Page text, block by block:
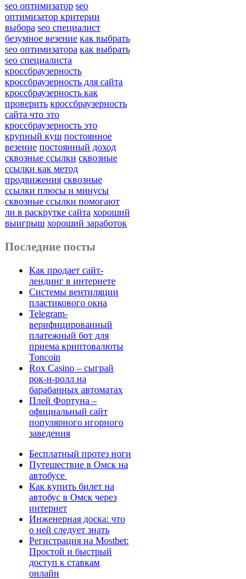
seo оптимизатор seo
оптимизатор критерии
выбора seo специалист
безумное везение как выбрать
seo оптимизатора как выбрать
seo специалиста
кроссбраузерность
кроссбраузерность для сайта
кроссбраузерность как
проверить кроссбраузерность
сайта что это
кроссбраузерность это
крупный куш постоянное
везение постоянный доход
сквозные ссылки сквозные
ссылки как метод
продвижения сквозные
ссылки плюсы и минусы
сквозные ссылки помогают
ли в раскрутке сайта хороший
выигрыш хороший заработок
Последние посты
Как продает сайт-
лендинг в интернете
Системы вентиляции
пластикового окна
Telegram-
верифицированный
платежный бот для
приема криптовалюты
Toncoin
Rox Casino – сыграй
рок-н-ролл на
барабанных автоматах
Плей Фортуна –
официальный сайт
популярного игорного
заведения
Бесплатный протез ноги
Путешествие в Омск на
автобусе
Как купить билет на
автобус в Омск через
интернет
Инженерная доска: что
о ней следует знать
Регистрация на Mostbet:
Простой и быстрый
доступ к ставкам
онлайн